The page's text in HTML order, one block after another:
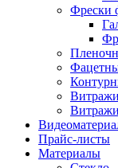
Фрески
Прайс-листы
Материалы